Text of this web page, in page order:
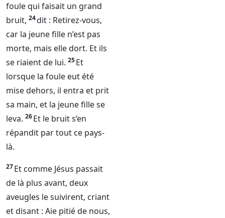
foule qui faisait un grand
bruit, 24dit : Retirez-vous,
car la jeune fille n’est pas
morte, mais elle dort. Et ils
se riaient de lui. 25Et
lorsque la foule eut été
mise dehors, il entra et prit
sa main, et la jeune fille se
leva. 26Et le bruit s’en
répandit par tout ce pays-
là.
27Et comme Jésus passait
de là plus avant, deux
aveugles le suivirent, criant
et disant : Aie pitié de nous,